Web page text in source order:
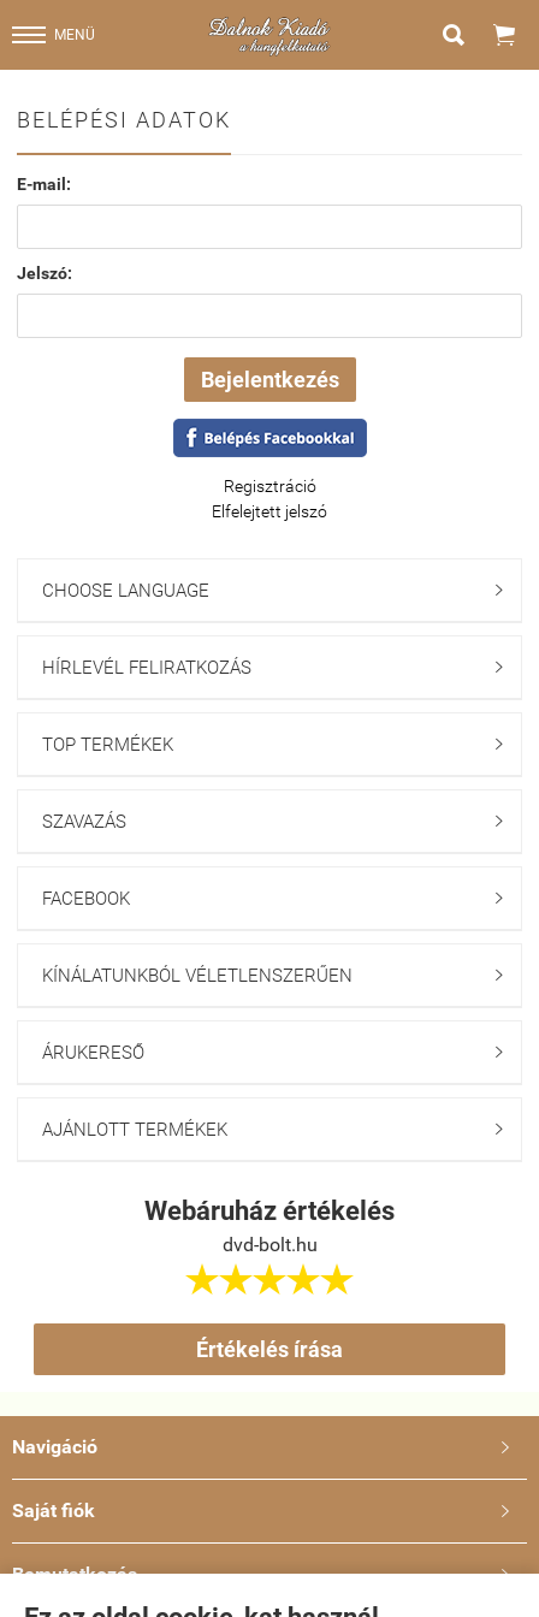
MENÜ  
BELÉPÉSI ADATOK
E-mail:
Jelszó:
Regisztráció
Elfelejtett jelszó
CHOOSE LANGUAGE 
HÍRLEVÉL FELIRATKOZÁS 
TOP TERMÉKEK 
SZAVAZÁS 
FACEBOOK 
KÍNÁLATUNKBÓL VÉLETLENSZERŰEN 
ÁRUKERESŐ 
AJÁNLOTT TERMÉKEK 
Webáruház értékelés
dvd-bolt.hu

Értékelés írása
Navigáció 
Saját fiók 
Bemutatkozás 